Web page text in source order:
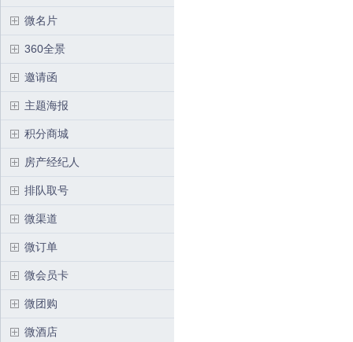
微名片
360全景
邀请函
主题海报
积分商城
房产经纪人
排队取号
微渠道
微订单
微会员卡
微团购
微酒店